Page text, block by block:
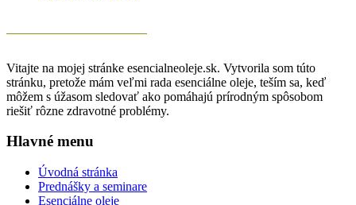
Vitajte na mojej stránke esencialneoleje.sk. Vytvorila som túto
stránku, pretože mám veľmi rada esenciálne oleje, teším sa, keď
môžem s úžasom sledovať ako pomáhajú prírodným spôsobom
riešiť rôzne zdravotné problémy.
Hlavné menu
Úvodná stránka
Prednášky a seminare
Esenciálne oleje